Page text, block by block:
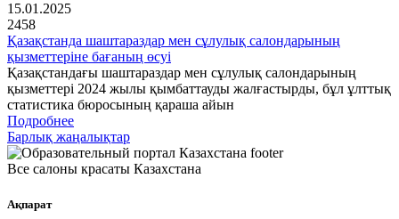
15.01.2025
2458
Қазақстанда шаштараздар мен сұлулық салондарының
қызметтеріне бағаның өсуі
Қазақстандағы шаштараздар мен сұлулық салондарының
қызметтері 2024 жылы қымбаттауды жалғастырды, бұл ұлттық
статистика бюросының қараша айын
Подробнее
Барлық жаңалықтар
Все салоны красаты Казахстана
Ақпарат